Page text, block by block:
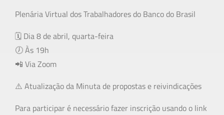
Plenária Virtual dos Trabalhadores do Banco do Brasil
🗓️ Dia 8 de abril, quarta-feira
🕖 Às 19h
📲 Via Zoom
⚠️ Atualização da Minuta de propostas e reivindicações
Para participar é necessário fazer inscrição usando o link